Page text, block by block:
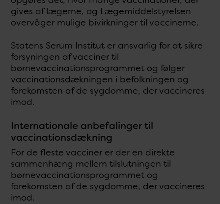
gives af lægerne, og Lægemiddelstyrelsen
overvåger mulige bivirkninger til vaccinerne.
Statens Serum Institut er ansvarlig for at sikre
forsyningen af vacciner til
børnevaccinationsprogrammet og følger
vaccinationsdækningen i befolkningen og
forekomsten af de sygdomme, der vaccineres
imod.
Internationale anbefalinger til
vaccinationsdækning
For de fleste vacciner er der en direkte
sammenhæng mellem tilslutningen til
børnevaccinationsprogrammet og
forekomsten af de sygdomme, der vaccineres
imod.